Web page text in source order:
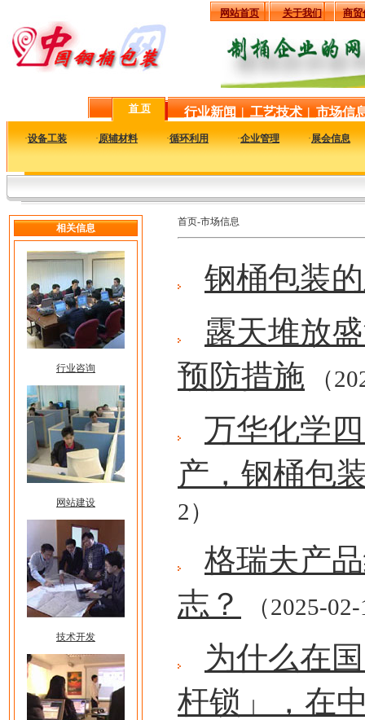
网站首页 关于我们 商贸
首 页 行业新闻 | 工艺技术 | 市场信
·设备工装 ·原辅材料 ·循环利用 ·企业管理 ·展会信息
相关信息
行业咨询
网站建设
技术开发
首页-市场信息
钢桶包装
露天堆放
预防措施 （
万华化学
产，钢桶包
2）
格瑞夫产
志？
（2025-
为什么在
杆锁」，在